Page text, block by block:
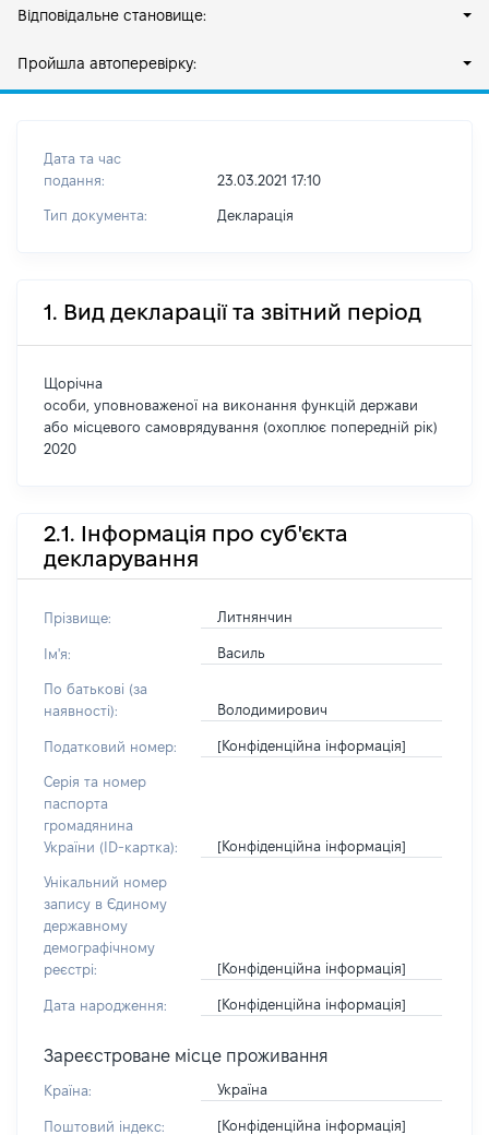
Відповідальне становище:
Пройшла автоперевірку:
Дата та час
подання:
23.03.2021 17:10
Тип документа: Декларація
1. Вид декларації та звітний період
Щорічна
особи, уповноваженої на виконання функцій держави
або місцевого самоврядування (охоплює попередній рік)
2020
2.1. Інформація про суб'єкта
декларування
Прізвище: Литнянчин
Ім'я: Василь
По батькові (за
наявності):
Володимирович
Податковий номер: [Конфіденційна інформація]
Серія та номер
паспорта
громадянина
України (ID-картка):
[Конфіденційна інформація]
Унікальний номер
запису в Єдиному
державному
демографічному
реєстрі:
[Конфіденційна інформація]
Дата народження: [Конфіденційна інформація]
Зареєстроване місце проживання
Країна: Україна
Поштовий індекс: [Конфіденційна інформація]